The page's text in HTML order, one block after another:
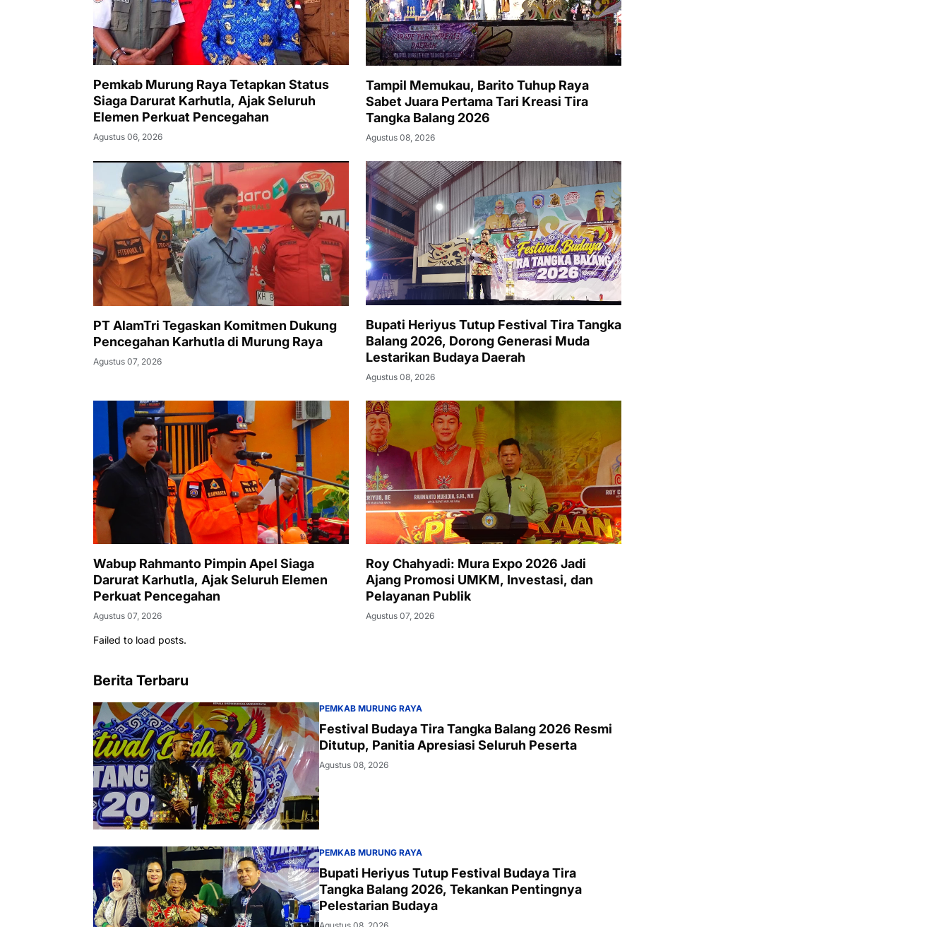
Pemkab Murung Raya Tetapkan Status
Siaga Darurat Karhutla, Ajak Seluruh
Elemen Perkuat Pencegahan
Agustus 06, 2026
Tampil Memukau, Barito Tuhup Raya
Sabet Juara Pertama Tari Kreasi Tira
Tangka Balang 2026
Agustus 08, 2026
PT AlamTri Tegaskan Komitmen Dukung
Pencegahan Karhutla di Murung Raya
Agustus 07, 2026
Bupati Heriyus Tutup Festival Tira Tangka
Balang 2026, Dorong Generasi Muda
Lestarikan Budaya Daerah
Agustus 08, 2026
Wabup Rahmanto Pimpin Apel Siaga
Darurat Karhutla, Ajak Seluruh Elemen
Perkuat Pencegahan
Agustus 07, 2026
Roy Chahyadi: Mura Expo 2026 Jadi
Ajang Promosi UMKM, Investasi, dan
Pelayanan Publik
Agustus 07, 2026
Failed to load posts.
Berita Terbaru
PEMKAB MURUNG RAYA
Festival Budaya Tira Tangka Balang 2026 Resmi
Ditutup, Panitia Apresiasi Seluruh Peserta
Agustus 08, 2026
PEMKAB MURUNG RAYA
Bupati Heriyus Tutup Festival Budaya Tira
Tangka Balang 2026, Tekankan Pentingnya
Pelestarian Budaya